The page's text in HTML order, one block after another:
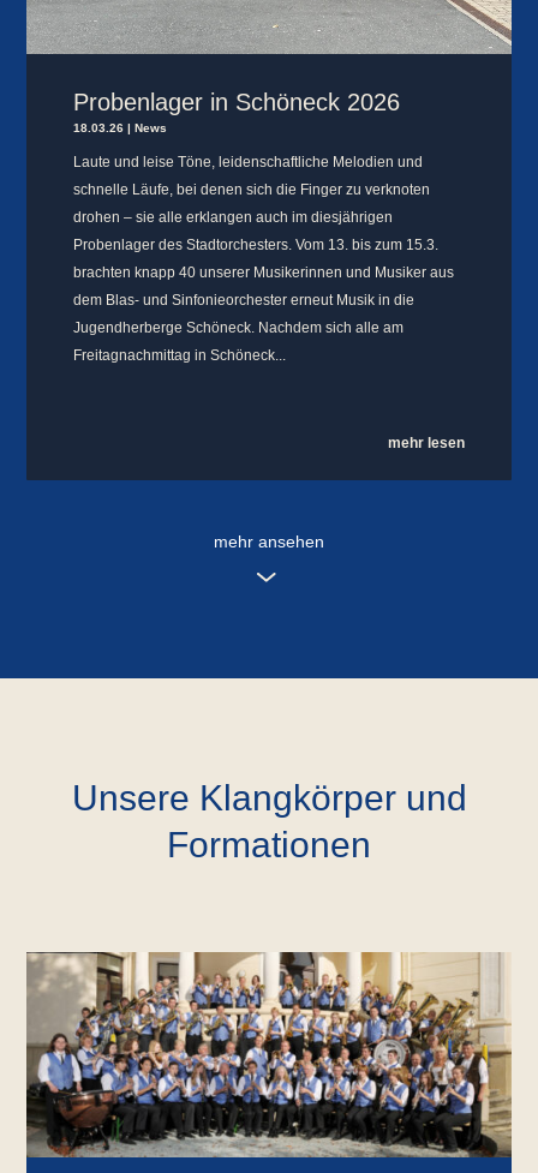
Probenlager in Schöneck 2026
18.03.26 |News
Laute und leise Töne, leidenschaftliche Melodien und
schnelle Läufe, bei denen sich die Finger zu verknoten
drohen – sie alle erklangen auch im diesjährigen
Probenlager des Stadtorchesters. Vom 13. bis zum 15.3.
brachten knapp 40 unserer Musikerinnen und Musiker aus
dem Blas- und Sinfonieorchester erneut Musik in die
Jugendherberge Schöneck. Nachdem sich alle am
Freitagnachmittag in Schöneck...
mehr lesen
mehr ansehen
Unsere Klangkörper und
Formationen